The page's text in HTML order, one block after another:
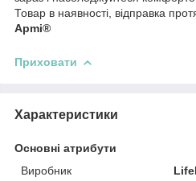
Товар в наявності, відправка
Apmi®
Приховати
Характеристики
Основні атрибути
Виробник